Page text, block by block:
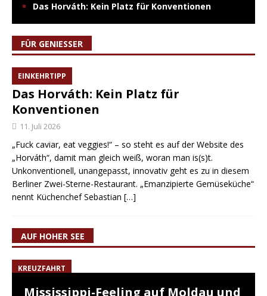
Das Horváth: Kein Platz für Konventionen
FÜR GENIESSER
EINKEHRTIPP
Das Horváth: Kein Platz für
Konventionen
11. Juli 2026
„Fuck caviar, eat veggies!“ – so steht es auf der Website des
„Horváth“, damit man gleich weiß, woran man is(s)t.
Unkonventionell, unangepasst, innovativ geht es zu in diesem
Berliner Zwei-Sterne-Restaurant. „Emanzipierte Gemüseküche“
nennt Küchenchef Sebastian […]
AUF HOHER SEE
KREUZFAHRT
Mississippi-Feeling auf Moldau und